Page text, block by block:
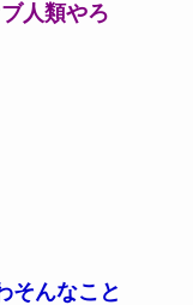
人類やろ
そんなこと